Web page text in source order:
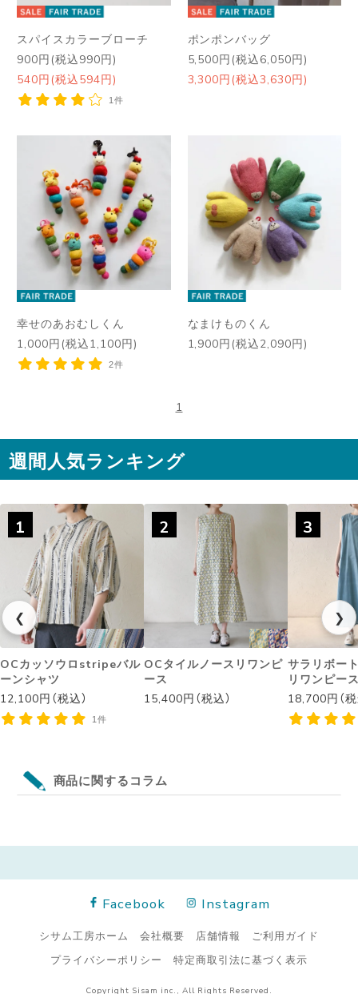
スパイスカラーブローチ
900円(税込990円)
540円(税込594円)
1件
ポンポンバッグ
5,500円(税込6,050円)
3,300円(税込3,630円)
幸せのあおむしくん
1,000円(税込1,100円)
2件
なまけものくん
1,900円(税込2,090円)
1
週間人気ランキング
❮
1
OCカッソウロstripeバル
ーンシャツ
12,100円（税込）
1件
2
OCタイルノースリワンピ
ース
15,400円（税込）
3
サラリボー
リワンピー
18,700円（税
❯
商品に関するコラム
Facebook Instagram
シサム工房ホーム 会社概要 店舗情報
ご利用ガイド
プライバシーポリシー
特定商取引法に基づく表示
Copyright Sisam inc., All Rights Reserved.